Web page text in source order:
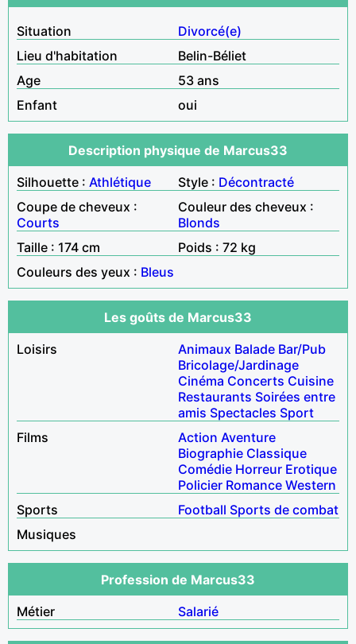
Situation
Divorcé(e)
Lieu d'habitation
Belin-Béliet
Age
53 ans
Enfant
oui
Description physique de Marcus33
Silhouette : Athlétique Style : Décontracté
Coupe de cheveux :
Courts
Couleur des cheveux :
Blonds
Taille : 174 cm
Poids : 72 kg
Couleurs des yeux : Bleus
Les goûts de Marcus33
Loisirs
Animaux Balade Bar/Pub
Bricolage/Jardinage
Cinéma Concerts Cuisine
Restaurants Soirées entre
amis Spectacles Sport
Films
Action Aventure
Biographie Classique
Comédie Horreur Erotique
Policier Romance Western
Sports
Football Sports de combat
Musiques
Profession de Marcus33
Métier
Salarié